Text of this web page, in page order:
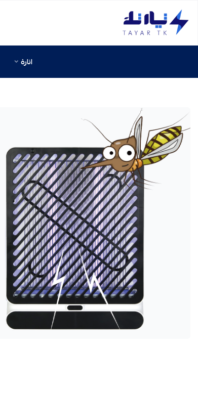
تيار تك إنارة وكهرباء
انارة